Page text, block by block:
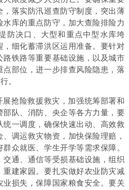
落实防汛巡查防守制度，突出薄
库的重点防守，加大查险排险力
防决口、大型和重点中型水库垮
细化蓄滞洪区运用准备。要针对
铁路等重要基础设施，以及城市
部位，进一步排查风险隐患，落
。
抢险救援救灾，加强统筹部署和
部队、消防、央企等各方力量，要
统一调度，确保快速出动、高效救
调运救灾物资，加快保险理赔，
众就医、学生开学等需求保障。
通、通信等受损基础设施，组织
建家园。要扎实做好农业防灾减
业损失，保障国家粮食安全。要关